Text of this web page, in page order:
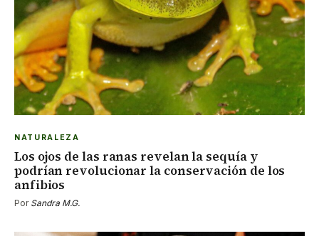
NATURALEZA
Los ojos de las ranas revelan la sequía y
podrían revolucionar la conservación de los
anfibios
Por Sandra M.G.